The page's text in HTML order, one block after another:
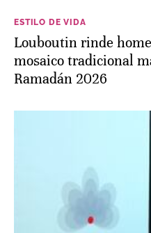
ESTILO DE VIDA
Louboutin rinde
mosaico tradicional
Ramadán 2026